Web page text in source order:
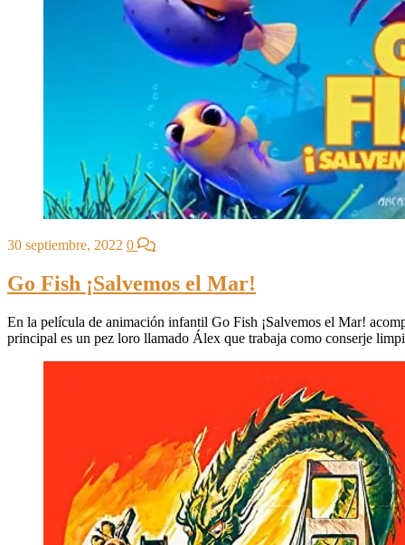
30 septiembre, 2022 0
Go Fish ¡Salvemos el Mar!
En la película de animación infantil Go Fish ¡Salvemos el Mar!
principal es un pez loro llamado Álex que trabaja como conserje